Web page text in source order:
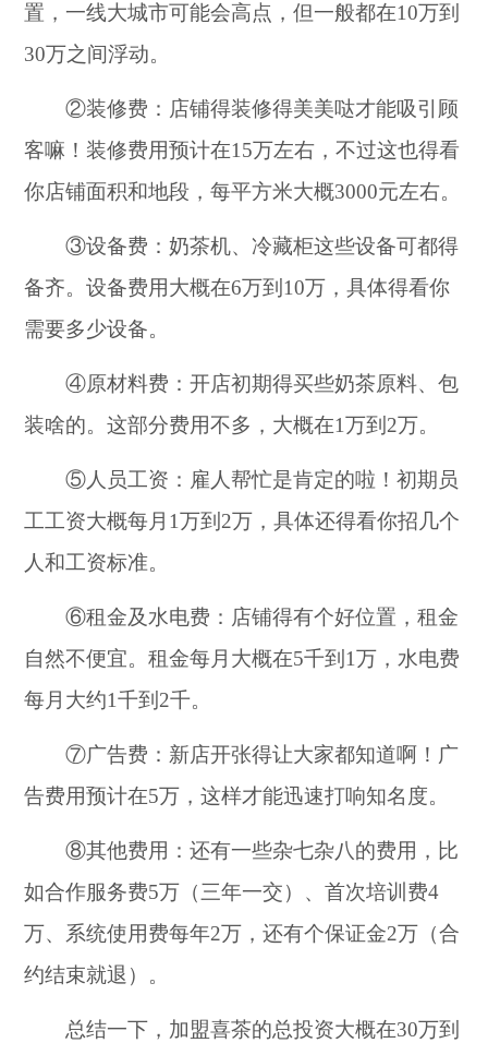
置，一线大城市可能会高点，但一般都在10万到
30万之间浮动。
②装修费：店铺得装修得美美哒才能吸引顾
客嘛！装修费用预计在15万左右，不过这也得看
你店铺面积和地段，每平方米大概3000元左右。
③设备费：奶茶机、冷藏柜这些设备可都得
备齐。设备费用大概在6万到10万，具体得看你
需要多少设备。
④原材料费：开店初期得买些奶茶原料、包
装啥的。这部分费用不多，大概在1万到2万。
⑤人员工资：雇人帮忙是肯定的啦！初期员
工工资大概每月1万到2万，具体还得看你招几个
人和工资标准。
⑥租金及水电费：店铺得有个好位置，租金
自然不便宜。租金每月大概在5千到1万，水电费
每月大约1千到2千。
⑦广告费：新店开张得让大家都知道啊！广
告费用预计在5万，这样才能迅速打响知名度。
⑧其他费用：还有一些杂七杂八的费用，比
如合作服务费5万（三年一交）、首次培训费4
万、系统使用费每年2万，还有个保证金2万（合
约结束就退）。
总结一下，加盟喜茶的总投资大概在30万到